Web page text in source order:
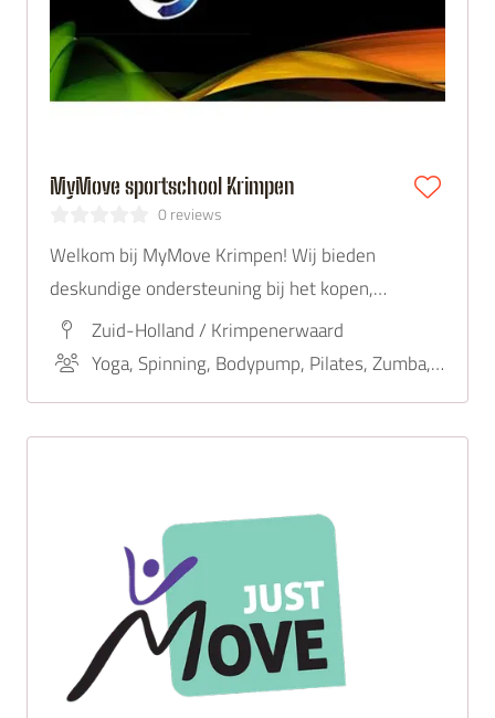
MyMove sportschool Krimpen
0 reviews
Welkom bij MyMove Krimpen! Wij bieden
deskundige ondersteuning bij het kopen,
verkopen en huren van woningen in Krimpen.
Ontdek hoe wij jouw woningdromen kunnen
Zuid-Holland / Krimpenerwaard
Yoga, Spinning, Bodypump, Pilates, Zumba, Bootcamp